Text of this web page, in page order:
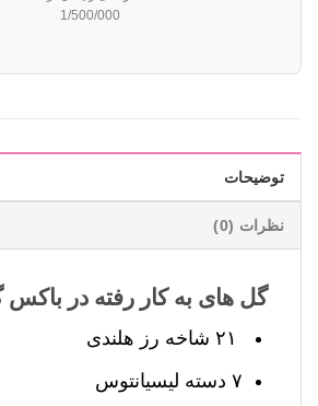
1/500/000
توضیحات
نظرات (0)
گل های به کار رفته در باکس گل
۷ دسته لیسیانتوس